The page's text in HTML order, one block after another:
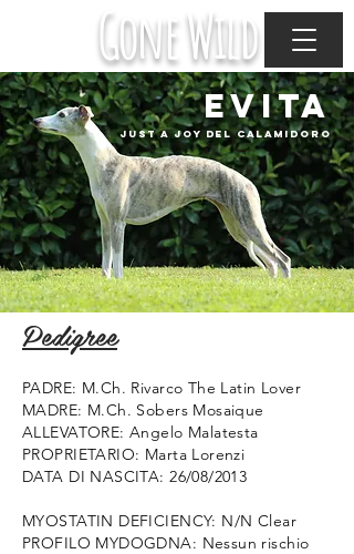
Gone Wild
evita
just a joy del calamidoro
Pedigree
PADRE: M.Ch. Rivarco The Latin Lover
MADRE: M.Ch. Sobers Mosaique
ALLEVATORE: Angelo Malatesta
PROPRIETARIO: Marta Lorenzi
DATA DI NASCITA: 26/08/2013
MYOSTATIN DEFICIENCY: N/N Clear
PROFILO MYDOGDNA: Nessun rischio